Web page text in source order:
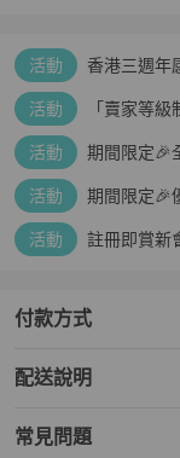
活動
香港三週年
活動 「賣家等級
活動 期間限定🎉
活動 期間限定🎉
活動 註冊即賞新
付款方式
配送說明
常見問題